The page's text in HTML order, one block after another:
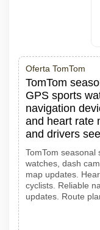
Oferta TomTom
TomTom
GPS sports
navigation
and heart rate
and drivers
TomTom seasonal
watches, dash
map updates.
cyclists. Reliable
updates. Route